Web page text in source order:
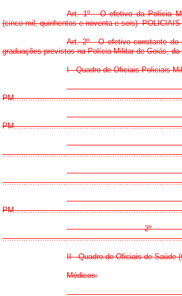
Art. 1º - O efetivo da Polícia
(cinco mil, quinhentos e noventa e seis)
Art. 2º - O efetivo constante do
graduações previstos na Polícia Militar de Goiás,
I - Quadro de Oficiais Policiais-
-
-
-
-
- 1º
- 2º
II - Quadro de Oficiais de Saúde
Médicos:
-